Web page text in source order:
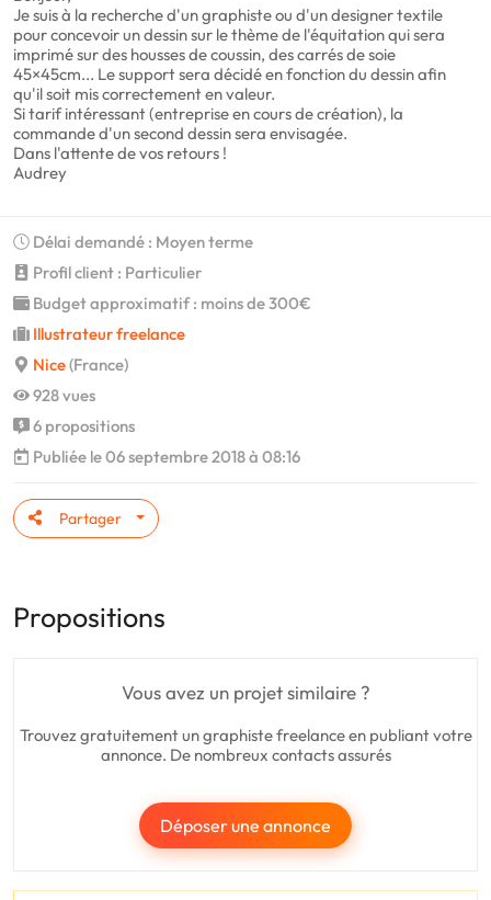
Je suis à la recherche d'un graphiste ou d'un designer textile
pour concevoir un dessin sur le thème de l'équitation qui sera
imprimé sur des housses de coussin, des carrés de soie
45×45cm... Le support sera décidé en fonction du dessin afin
qu'il soit mis correctement en valeur.
Si tarif intéressant (entreprise en cours de création), la
commande d'un second dessin sera envisagée.
Dans l'attente de vos retours !
Audrey
Délai demandé : Moyen terme
Profil client : Particulier
Budget approximatif : moins de 300€
Illustrateur freelance
Nice(France)
928 vues
6 propositions
Publiée le 06 septembre 2018 à 08:16
Partager
Propositions
Vous avez un projet similaire ?
Trouvez gratuitement un graphiste freelance en publiant votre
annonce. De nombreux contacts assurés
Déposer une annonce